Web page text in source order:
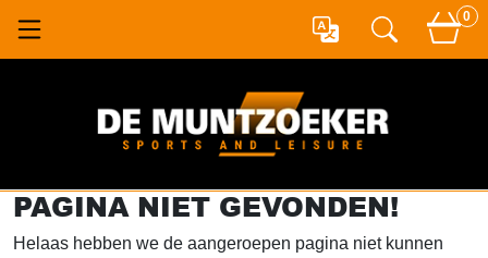
0
PAGINA NIET GEVONDEN!
Helaas hebben we de aangeroepen pagina niet kunnen